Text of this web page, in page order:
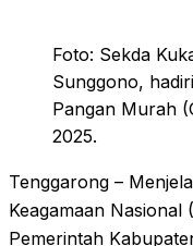
Foto: Sekda
Sunggono,
Pangan Murah
2025.
Tenggarong –
Keagamaan Nasional
Pemerintah